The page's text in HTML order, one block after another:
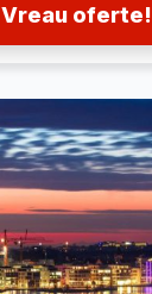
Vreau oferte!